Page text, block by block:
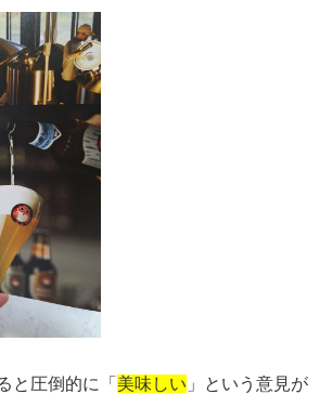
と圧倒的に「 美味しい 」という意見が